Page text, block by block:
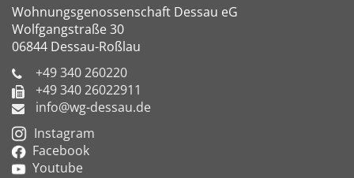
Wohnungsgenossenschaft Dessau eG
Wolfgangstraße 30
06844 Dessau-Roßlau
+49 340 260220
+49 340 26022911
info@wg-dessau.de
Instagram
Facebook
Youtube